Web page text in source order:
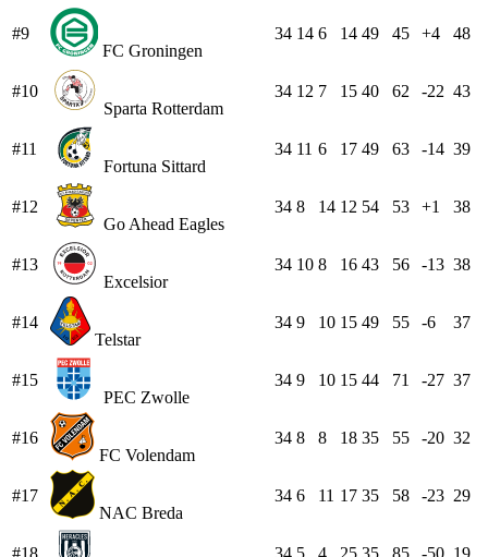
#9
FC Groningen
34 14 6 14 49 45 +4 48
#10
Sparta Rotterdam
34 12 7 15 40 62 -22 43
#11
Fortuna Sittard
34 11 6 17 49 63 -14 39
#12
Go Ahead Eagles
34 8 14 12 54 53 +1 38
#13
Excelsior
34 10 8 16 43 56 -13 38
#14
Telstar
34 9 10 15 49 55 -6 37
#15
PEC Zwolle
34 9 10 15 44 71 -27 37
#16
FC Volendam
34 8 8 18 35 55 -20 32
#17
NAC Breda
34 6 11 17 35 58 -23 29